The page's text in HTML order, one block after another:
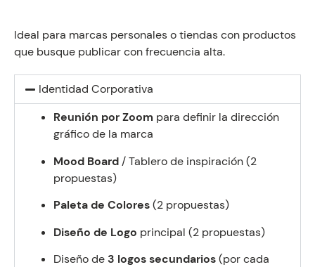
Ideal para marcas personales o tiendas con productos
que busque publicar con frecuencia alta.
Identidad Corporativa
Reunión por Zoom para definir la dirección
gráfico de la marca
Mood Board / Tablero de inspiración (2
propuestas)
Paleta de Colores(2 propuestas)
Diseño de Logo principal (2 propuestas)
Diseño de3 logos secundarios(por cada